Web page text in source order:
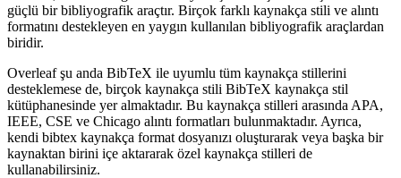
güçlü bir bibliyografik araçtır. Birçok farklı kaynakça stili ve alıntı
formatını destekleyen en yaygın kullanılan bibliyografik araçlardan
biridir.
Overleaf şu anda BibTeX ile uyumlu tüm kaynakça stillerini
desteklemese de, birçok kaynakça stili BibTeX kaynakça stil
kütüphanesinde yer almaktadır. Bu kaynakça stilleri arasında APA,
IEEE, CSE ve Chicago alıntı formatları bulunmaktadır. Ayrıca,
kendi bibtex kaynakça format dosyanızı oluşturarak veya başka bir
kaynaktan birini içe aktararak özel kaynakça stilleri de
kullanabilirsiniz.